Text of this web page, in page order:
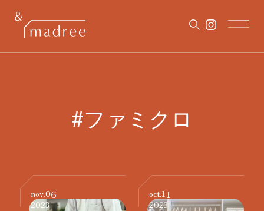
#ファミクロ
nov. 06
2023
oct. 11
2023